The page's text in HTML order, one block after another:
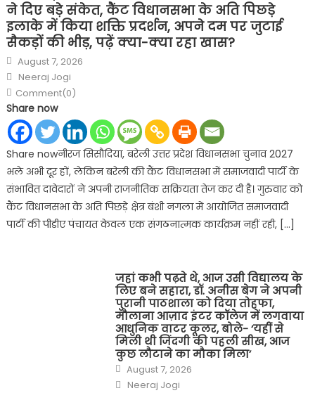
ने दिए बड़े संकेत, कैंट विधानसभा के अति पिछड़े
इलाके में किया शक्ति प्रदर्शन, अपने दम पर जुटाई
सैकड़ों की भीड़, पढ़ें क्या-क्या रहा खास?
Posted
on
August 7, 2026
Author
Neeraj Jogi
Comment(0)
Share now
Share nowनीरज सिसौदिया, बरेली उत्तर प्रदेश विधानसभा चुनाव 2027
भले अभी दूर हों, लेकिन बरेली की कैंट विधानसभा में समाजवादी पार्टी के
संभावित दावेदारों ने अपनी राजनीतिक सक्रियता तेज कर दी है। गुरुवार को
कैंट विधानसभा के अति पिछड़े क्षेत्र बंशी नगला में आयोजित समाजवादी
पार्टी की पीडीए पंचायत केवल एक संगठनात्मक कार्यक्रम नहीं रही, […]
जहां कभी पढ़ते थे, आज उसी विद्यालय के
लिए बने सहारा, डॉ. अनीस बेग ने अपनी
पुरानी पाठशाला को दिया तोहफा,
मौलाना आज़ाद इंटर कॉलेज में लगवाया
आधुनिक वाटर कूलर, बोले- ‘यहीं से
मिली थी जिंदगी की पहली सीख, आज
कुछ लौटाने का मौका मिला’
Posted
on
August 7, 2026
Author
Neeraj Jogi